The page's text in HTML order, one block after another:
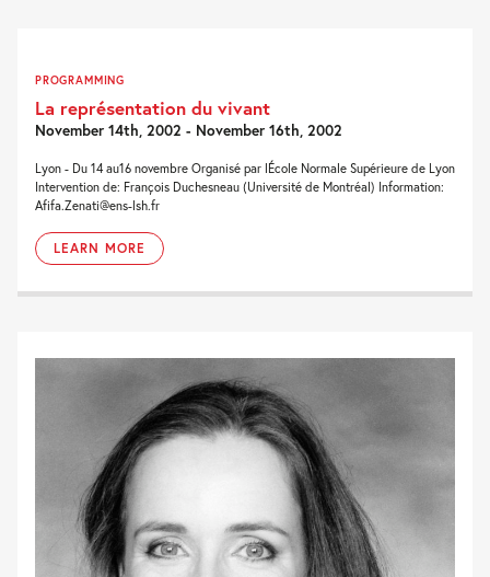
PROGRAMMING
La représentation du vivant
November 14th, 2002 - November 16th, 2002
Lyon - Du 14 au16 novembre Organisé par lÉcole Normale Supérieure de Lyon
Intervention de: François Duchesneau (Université de Montréal) Information:
Afifa.Zenati@ens-lsh.fr
LEARN MORE